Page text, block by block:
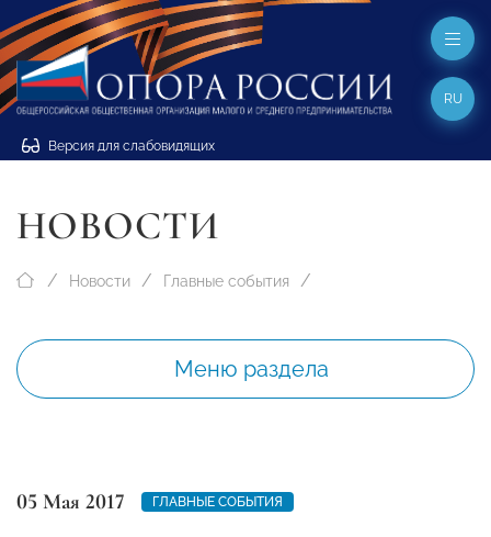
Версия для слабовидящих
RU
НОВОСТИ
Новости Главные события
Меню раздела
05 Мая 2017 ГЛАВНЫЕ СОБЫТИЯ